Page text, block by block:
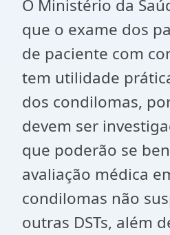
O Ministério da
que o exame dos
de paciente com
tem utilidade
dos condilomas,
devem ser
que poderão se
avaliação médica
condilomas não
outras DSTs, além